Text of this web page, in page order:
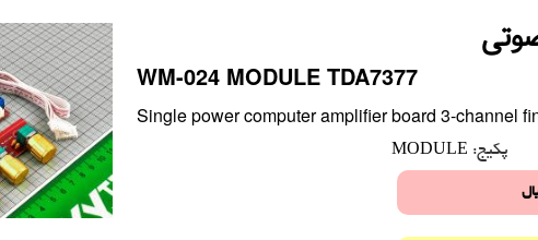
WM-024 MODULE TDA7377
Single power computer amplifier board 3-channel
پکیج: MODULE